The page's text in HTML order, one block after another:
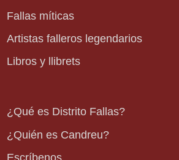
Fallas míticas
Artistas falleros legendarios
Libros y llibrets
¿Qué es Distrito Fallas?
¿Quién es Candreu?
Escríbenos